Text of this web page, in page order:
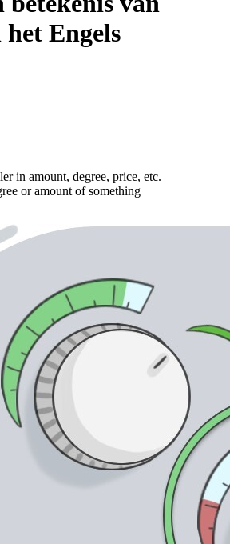
Engels
in amount, degree, price, etc.
or amount of something